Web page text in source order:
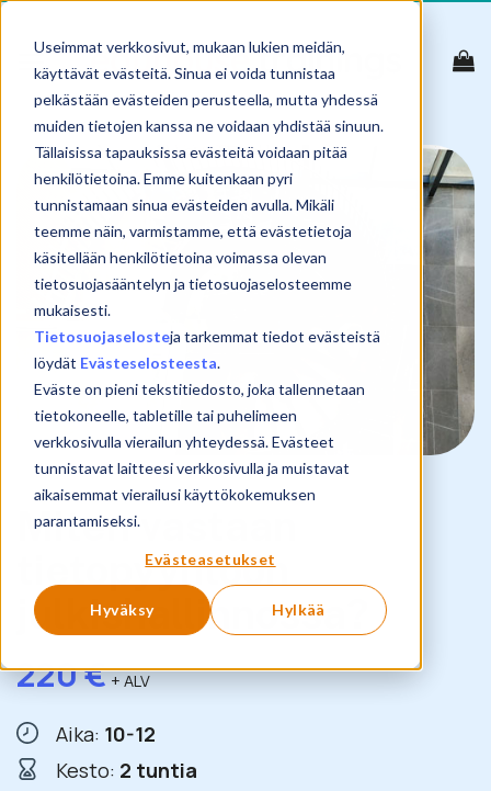
Useimmat verkkosivut, mukaan lukien meidän,
käyttävät evästeitä. Sinua ei voida tunnistaa
pelkästään evästeiden perusteella, mutta yhdessä
muiden tietojen kanssa ne voidaan yhdistää sinuun.
Tällaisissa tapauksissa evästeitä voidaan pitää
henkilötietoina. Emme kuitenkaan pyri
tunnistamaan sinua evästeiden avulla. Mikäli
teemme näin, varmistamme, että evästetietoja
käsitellään henkilötietoina voimassa olevan
tietosuojasääntelyn ja tietosuojaselosteemme
mukaisesti.
Tietosuojaselosteja tarkemmat tiedot evästeistä
löydät Evästeselosteesta.
Eväste on pieni tekstitiedosto, joka tallennetaan
tietokoneelle, tabletille tai puhelimeen
verkkosivulla vierailun yhteydessä. Evästeet
tunnistavat laitteesi verkkosivulla ja muistavat
aikaisemmat vierailusi käyttökokemuksen
parantamiseksi.
Evästeasetukset
Hyväksy Hylkää
Skip
content
Miten vastaan
tietopyyntöön
julkishallinnossa?
220€ + ALV
Aika: 10-12
Kesto: 2 tuntia